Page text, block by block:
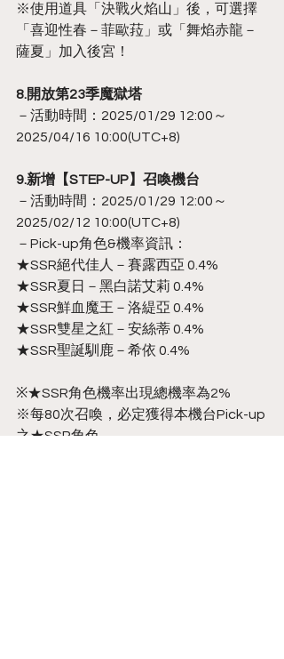
※使用道具「決戰火焰山」後，可選擇
「喜迎性春－菲歐菈」或「舞焰赤龍－
薩夏」加入後宮！
8.開放第23季魔獄塔
－活動時間：2025/01/29 12:00～
2025/04/16 10:00(UTC+8)
9.新增【STEP-UP】召喚機台
－活動時間：2025/01/29 12:00～
2025/02/12 10:00(UTC+8)
－Pick-up角色&機率資訊：
★SSR絕代佳人－賽露西亞 0.4%
★SSR夏日－黑白諾艾莉 0.4%
★SSR鮮血魔王－洛緹亞 0.4%
★SSR雙星之紅－安絲蒂 0.4%
★SSR聖誕馴鹿－希依 0.4%
※★SSR角色機率出現總機率為2%
※每80次召喚，必定獲得本機台Pick-up
之★SSR角色。